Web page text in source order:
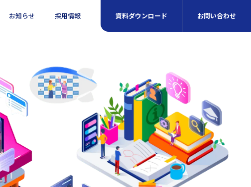
お知らせ 採用情報 資料ダウンロード お問い合わせ